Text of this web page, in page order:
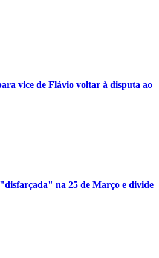
vice de Flávio voltar à disputa ao
na 25 de Março e divide